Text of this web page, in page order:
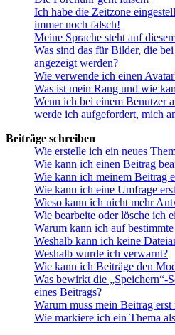
Ich habe die Zeitzone
immer noch falsch!
Meine Sprache steht auf
Was sind das für Bilder, die
angezeigt werden?
Wie verwende ich einen
Was ist mein Rang und wie
Wenn ich bei einem Benutzer
werde ich aufgefordert, mich
Beiträge schreiben
Wie erstelle ich ein neues
Wie kann ich einen Beitrag
Wie kann ich meinem Beitrag
Wie kann ich eine Umfrage
Wieso kann ich nicht mehr
Wie bearbeite oder lösche ich
Warum kann ich auf
Weshalb kann ich keine
Weshalb wurde ich verwarnt?
Wie kann ich Beiträge den
Was bewirkt die „Speichern“-
eines Beitrags?
Warum muss mein Beitrag
Wie markiere ich ein Thema